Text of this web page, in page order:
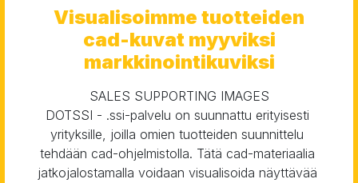
Visualisoimme tuotteiden
cad-kuvat myyviksi
markkinointikuviksi
SALES SUPPORTING IMAGES
DOTSSI - .ssi-palvelu on suunnattu erityisesti
yrityksille, joilla omien tuotteiden suunnittelu
tehdään cad-ohjelmistolla. Tätä cad-materiaalia
jatkojalostamalla voidaan visualisoida näyttävää